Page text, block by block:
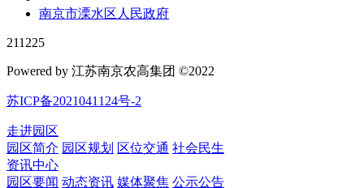
南京市溧水区人民政府
211225
Powered by 江苏南京农高集团 ©2022
苏ICP备2021041124号-2
走进园区
园区简介 园区规划 区位交通 社会民生
资讯中心
园区要闻 动态资讯 媒体聚焦 公示公告